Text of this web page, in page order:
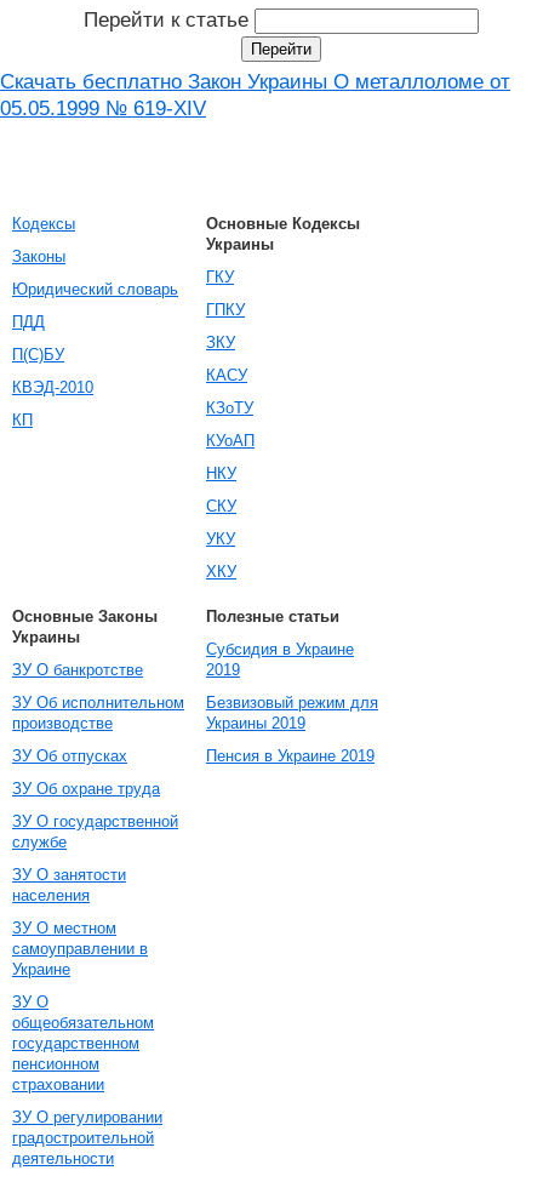
Перейти к статье
Скачать бесплатно Закон Украины О металлоломе от
05.05.1999 № 619-XIV
Кодексы
Законы
Юридический словарь
ПДД
П(С)БУ
КВЭД-2010
КП
Основные Кодексы
Украины
ГКУ
ГПКУ
ЗКУ
КАСУ
КЗоТУ
КУоАП
НКУ
СКУ
УКУ
ХКУ
Основные Законы
Украины
ЗУ О банкротстве
ЗУ Об исполнительном
производстве
ЗУ Об отпусках
ЗУ Об охране труда
ЗУ О государственной
службе
ЗУ О занятости
населения
ЗУ О местном
самоуправлении в
Украине
ЗУ О
общеобязательном
государственном
пенсионном
страховании
ЗУ О регулировании
градостроительной
деятельности
Полезные статьи
Субсидия в Украине
2019
Безвизовый режим для
Украины 2019
Пенсия в Украине 2019